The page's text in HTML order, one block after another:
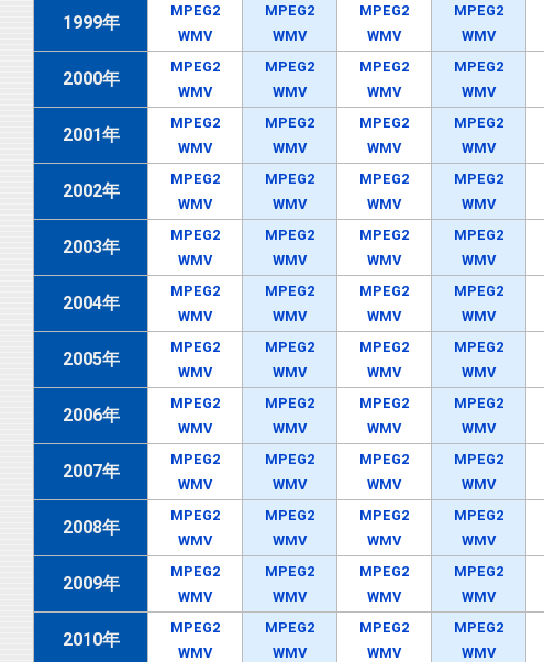
1999年
MPEG2
WMV
MPEG2
WMV
MPEG2
WMV
MPEG2
WMV
2000年
MPEG2
WMV
MPEG2
WMV
MPEG2
WMV
MPEG2
WMV
2001年
MPEG2
WMV
MPEG2
WMV
MPEG2
WMV
MPEG2
WMV
2002年
MPEG2
WMV
MPEG2
WMV
MPEG2
WMV
MPEG2
WMV
2003年
MPEG2
WMV
MPEG2
WMV
MPEG2
WMV
MPEG2
WMV
2004年
MPEG2
WMV
MPEG2
WMV
MPEG2
WMV
MPEG2
WMV
2005年
MPEG2
WMV
MPEG2
WMV
MPEG2
WMV
MPEG2
WMV
2006年
MPEG2
WMV
MPEG2
WMV
MPEG2
WMV
MPEG2
WMV
2007年
MPEG2
WMV
MPEG2
WMV
MPEG2
WMV
MPEG2
WMV
2008年
MPEG2
WMV
MPEG2
WMV
MPEG2
WMV
MPEG2
WMV
2009年
MPEG2
WMV
MPEG2
WMV
MPEG2
WMV
MPEG2
WMV
2010年
MPEG2
WMV
MPEG2
WMV
MPEG2
WMV
MPEG2
WMV